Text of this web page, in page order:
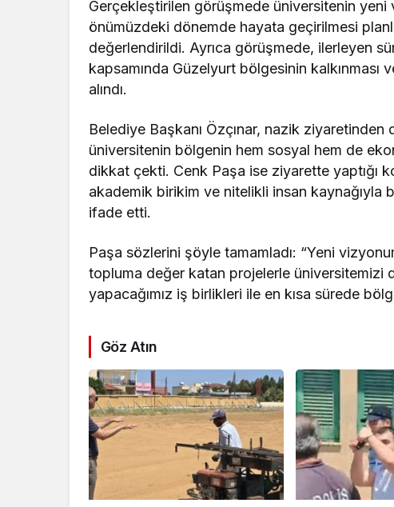
Gerçekleştirilen görüşmede üniversitenin
önümüzdeki dönemde hayata geçirilmesi
değerlendirildi. Ayrıca görüşmede, ilerleyen
kapsamında Güzelyurt bölgesinin kalkınması
alındı.
Belediye Başkanı Özçınar, nazik
üniversitenin bölgenin hem sosyal hem de
dikkat çekti. Cenk Paşa ise ziyarette yaptığı
akademik birikim ve nitelikli insan kaynağıyla
ifade etti.
Paşa sözlerini şöyle tamamladı: “Yeni
topluma değer katan projelerle üniversitemizi
yapacağımız iş birlikleri ile en kısa sürede
Göz Atın